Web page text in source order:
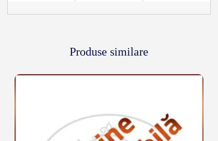
Produse similare